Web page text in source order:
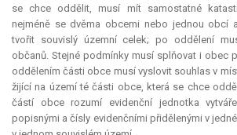
se chce oddělit, musí mít samostatné
nejméně se dvěma obcemi nebo jednou obcí
tvořit souvislý územní celek; po oddělení
občanů. Stejné podmínky musí splňovat i obec
oddělením části obce musí vyslovit souhlas v
žijící na území té části obce, která se chce
částí obce rozumí evidenční jednotka
popisnými a čísly evidenčními přidělenými v